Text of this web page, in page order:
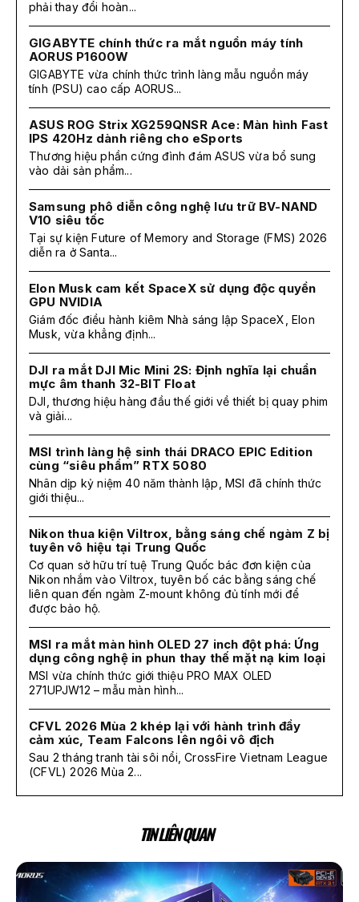
phải thay đổi hoàn...
GIGABYTE chính thức ra mắt nguồn máy tính
AORUS P1600W
GIGABYTE vừa chính thức trình làng mẫu nguồn máy
tính (PSU) cao cấp AORUS...
ASUS ROG Strix XG259QNSR Ace: Màn hình Fast
IPS 420Hz dành riêng cho eSports
Thương hiệu phần cứng đình đám ASUS vừa bổ sung
vào dải sản phẩm...
Samsung phô diễn công nghệ lưu trữ BV-NAND
V10 siêu tốc
Tại sự kiện Future of Memory and Storage (FMS) 2026
diễn ra ở Santa...
Elon Musk cam kết SpaceX sử dụng độc quyền
GPU NVIDIA
Giám đốc điều hành kiêm Nhà sáng lập SpaceX, Elon
Musk, vừa khẳng định...
DJI ra mắt DJI Mic Mini 2S: Định nghĩa lại chuẩn
mực âm thanh 32-BIT Float
DJI, thương hiệu hàng đầu thế giới về thiết bị quay phim
và giải...
MSI trình làng hệ sinh thái DRACO EPIC Edition
cùng “siêu phẩm” RTX 5080
Nhân dịp kỷ niệm 40 năm thành lập, MSI đã chính thức
giới thiệu...
Nikon thua kiện Viltrox, bằng sáng chế ngàm Z bị
tuyên vô hiệu tại Trung Quốc
Cơ quan sở hữu trí tuệ Trung Quốc bác đơn kiện của
Nikon nhắm vào Viltrox, tuyên bố các bằng sáng chế
liên quan đến ngàm Z-mount không đủ tính mới để
được bảo hộ.
MSI ra mắt màn hình OLED 27 inch đột phá: Ứng
dụng công nghệ in phun thay thế mặt nạ kim loại
MSI vừa chính thức giới thiệu PRO MAX OLED
271UPJW12 – mẫu màn hình...
CFVL 2026 Mùa 2 khép lại với hành trình đầy
cảm xúc, Team Falcons lên ngôi vô địch
Sau 2 tháng tranh tài sôi nổi, CrossFire Vietnam League
(CFVL) 2026 Mùa 2...
TIN LIÊN QUAN